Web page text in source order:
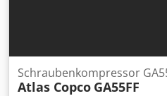
Schraubenkompressor
Atlas Copco GA55FF